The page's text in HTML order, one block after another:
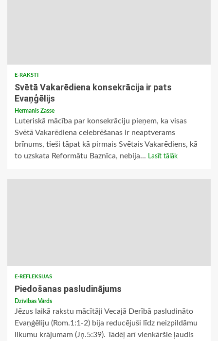
E-RAKSTI
Svētā Vakarēdiena konsekrācija ir pats
Evaņģēlijs
Hermanis Zasse
Luteriskā mācība par konsekrāciju pieņem, ka visas
Svētā Vakarēdiena celebrēšanas ir neaptverams
brīnums, tieši tāpat kā pirmais Svētais Vakarēdiens, kā
to uzskata Reformātu Baznīca, nebija... Lasīt tālāk
E-REFLEKSIJAS
Piedošanas pasludinājums
Dzīvības Vārds
Jēzus laikā rakstu mācītāji Vecajā Derībā pasludināto
Evaņģēliju (Rom.1:1-2) bija reducējuši līdz neizpildāmu
likumu krājumam (Jņ.5:39). Tādēļ arī vienkāršie ļaudis